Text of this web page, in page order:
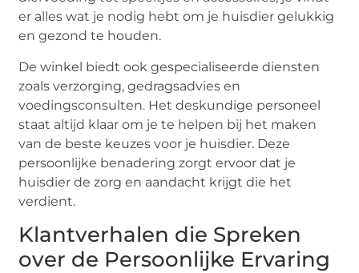
er alles wat je nodig hebt om je huisdier gelukkig
en gezond te houden.
De winkel biedt ook gespecialiseerde diensten
zoals verzorging, gedragsadvies en
voedingsconsulten. Het deskundige personeel
staat altijd klaar om je te helpen bij het maken
van de beste keuzes voor je huisdier. Deze
persoonlijke benadering zorgt ervoor dat je
huisdier de zorg en aandacht krijgt die het
verdient.
Klantverhalen die Spreken
over de Persoonlijke Ervaring